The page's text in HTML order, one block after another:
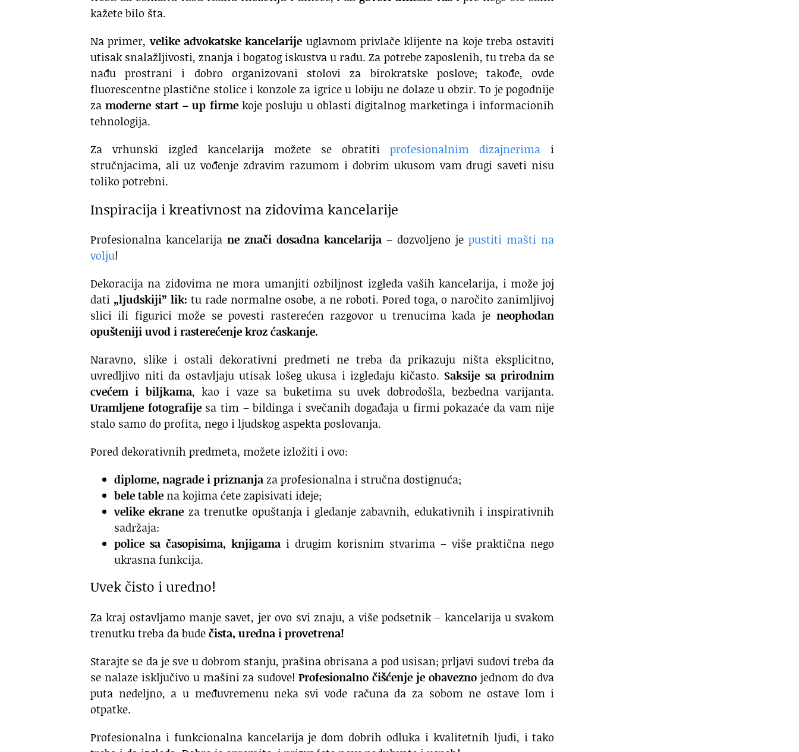
kažete bilo šta.
Na primer,velike advokatske kancelarije uglavnom privlače klijente na koje treba ostaviti
utisak snalažljivosti, znanja i bogatog iskustva u radu. Za potrebe zaposlenih, tu treba da se
nađu prostrani i dobro organizovani stolovi za birokratske poslove; takođe, ovde
fluorescentne plastične stolice i konzole za igrice u lobiju ne dolaze u obzir. To je pogodnije
za moderne start – up firmekoje posluju u oblasti digitalnog marketinga i informacionih
tehnologija.
Za vrhunski izgled kancelarija možete se obratitiprofesionalnim dizajnerima i
stručnjacima, ali uz vođenje zdravim razumom i dobrim ukusom vam drugi saveti nisu
toliko potrebni.
Inspiracija i kreativnost na zidovima kancelarije
Profesionalna kancelarijane znači dosadna kancelarija – dozvoljeno jepustiti mašti na
volju!
Dekoracija na zidovima ne mora umanjiti ozbiljnost izgleda vaših kancelarija, i može joj
dati „ljudskiji” lik: tu rade normalne osobe, a ne roboti. Pored toga, o naročito zanimljivoj
slici ili figurici može se povesti rasterećen razgovor u trenucima kada jeneophodan
opušteniji uvod i rasterećenje kroz ćaskanje.
Naravno, slike i ostali dekorativni predmeti ne treba da prikazuju ništa eksplicitno,
uvredljivo niti da ostavljaju utisak lošeg ukusa i izgledaju kičasto.Saksije sa prirodnim
cvećem i biljkama, kao i vaze sa buketima su uvek dobrodošla, bezbedna varijanta.
Uramljene fotografijesa tim – bildinga i svečanih događaja u firmi pokazaće da vam nije
stalo samo do profita, nego i ljudskog aspekta poslovanja.
Pored dekorativnih predmeta, možete izložiti i ovo:
diplome, nagrade i priznanjaza profesionalna i stručna dostignuća;
bele table na kojima ćete zapisivati ideje;
velike ekrane za trenutke opuštanja i gledanje zabavnih, edukativnih i inspirativnih
sadržaja:
police sa časopisima, knjigamai drugim korisnim stvarima – više praktična nego
ukrasna funkcija.
Uvek čisto i uredno!
Za kraj ostavljamo manje savet, jer ovo svi znaju, a više podsetnik – kancelarija u svakom
trenutku treba da budečista, uredna i provetrena!
Starajte se da je sve u dobrom stanju, prašina obrisana a pod usisan; prljavi sudovi treba da
se nalaze isključivo u mašini za sudove!Profesionalno čišćenje je obaveznojednom do dva
puta nedeljno, a u međuvremenu neka svi vode računa da za sobom ne ostave lom i
otpatke.
Profesionalna i funkcionalna kancelarija je dom dobrih odluka i kvalitetnih ljudi, i tako